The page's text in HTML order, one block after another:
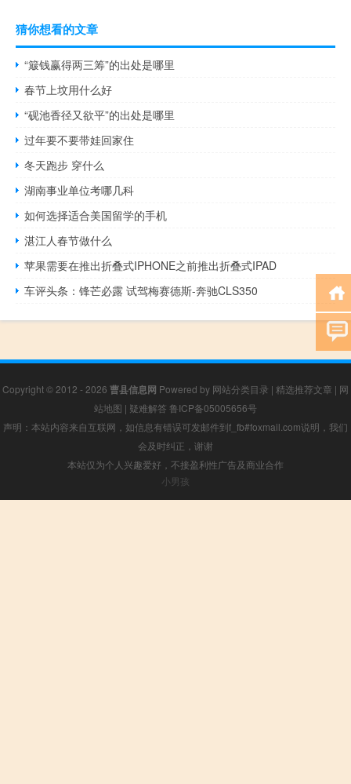
猜你想看的文章
“簸钱赢得两三筹”的出处是哪里
春节上坟用什么好
“砚池香径又欲平”的出处是哪里
过年要不要带娃回家住
冬天跑步 穿什么
湖南事业单位考哪几科
如何选择适合美国留学的手机
湛江人春节做什么
苹果需要在推出折叠式IPHONE之前推出折叠式IPAD
车评头条：锋芒必露 试驾梅赛德斯-奔驰CLS350
Copyright © 2012 - 2026 曹县信息网 Powered by 网站分类目录 | 精选推荐文章 | 网
站地图 | 疑难解答 鲁ICP备05005656号
声明：本站内容来自互联网，如信息有错误可发邮件到f_fb#foxmail.com说明，我们
会及时纠正，谢谢
本站仅为个人兴趣爱好，不接盈利性广告及商业合作
小男孩